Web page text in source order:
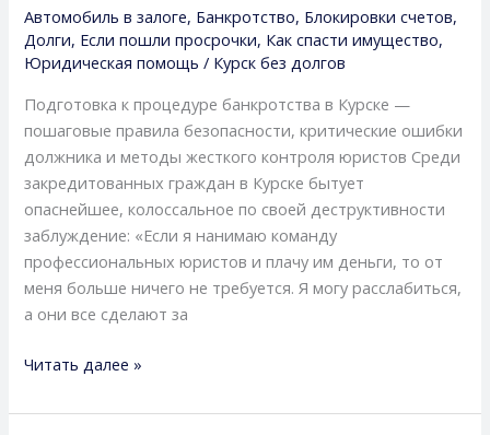
Автомобиль в залоге, Банкротство, Блокировки счетов,
Долги, Если пошли просрочки, Как спасти имущество,
Юридическая помощь / Курск без долгов
Подготовка к процедуре банкротства в Курске —
пошаговые правила безопасности, критические ошибки
должника и методы жесткого контроля юристов Среди
закредитованных граждан в Курске бытует
опаснейшее, колоссальное по своей деструктивности
заблуждение: «Если я нанимаю команду
профессиональных юристов и плачу им деньги, то от
меня больше ничего не требуется. Я могу расслабиться,
а они все сделают за
Читать далее »